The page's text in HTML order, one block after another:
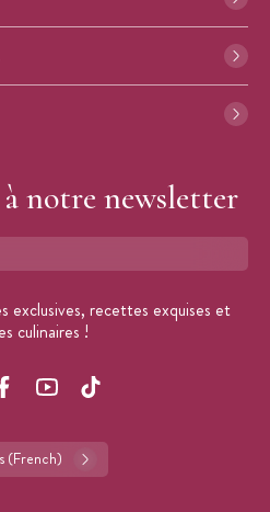
notre newsletter
exclusives, recettes exquises et
culinaires !
(French)